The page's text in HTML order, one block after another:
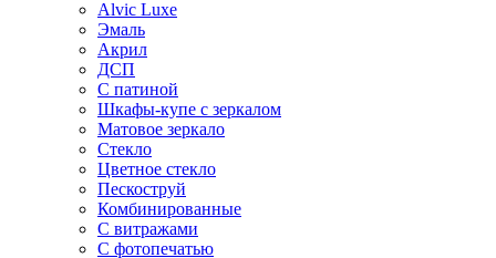
Alvic Luxe
Эмаль
Акрил
ДСП
С патиной
Шкафы-купе с зеркалом
Матовое зеркало
Стекло
Цветное стекло
Пескоструй
Комбинированные
С витражами
С фотопечатью